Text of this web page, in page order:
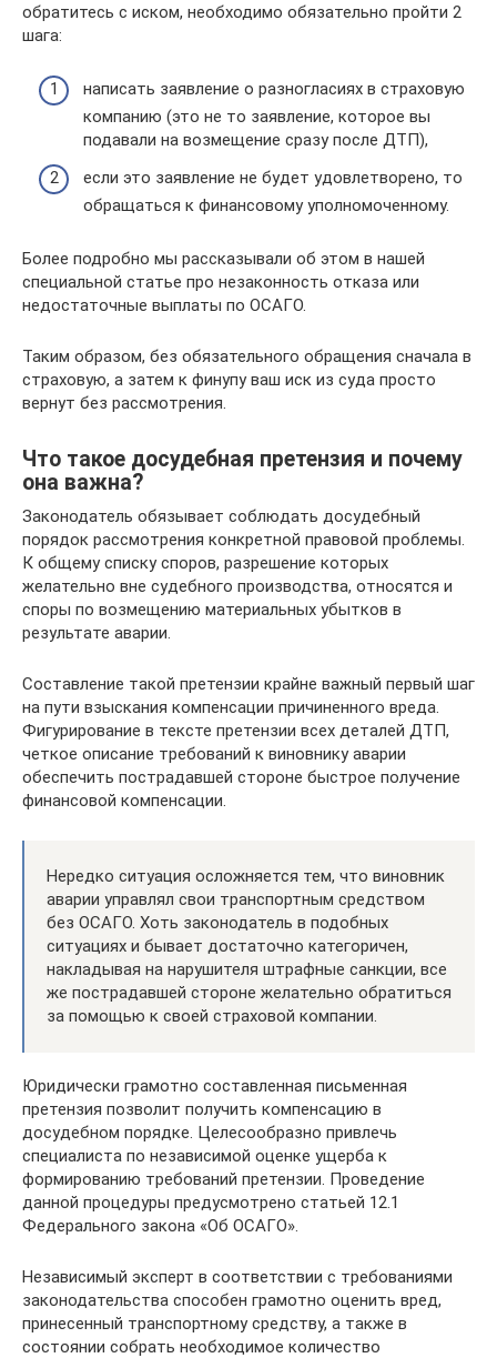
обратитесь с иском, необходимо обязательно пройти 2
шага:
написать заявление о разногласиях в страховую
компанию (это не то заявление, которое вы
подавали на возмещение сразу после ДТП),
если это заявление не будет удовлетворено, то
обращаться к финансовому уполномоченному.
Более подробно мы рассказывали об этом в нашей
специальной статье про незаконность отказа или
недостаточные выплаты по ОСАГО.
Таким образом, без обязательного обращения сначала в
страховую, а затем к финупу ваш иск из суда просто
вернут без рассмотрения.
Что такое досудебная претензия и почему
она важна?
Законодатель обязывает соблюдать досудебный
порядок рассмотрения конкретной правовой проблемы.
К общему списку споров, разрешение которых
желательно вне судебного производства, относятся и
споры по возмещению материальных убытков в
результате аварии.
Составление такой претензии крайне важный первый шаг
на пути взыскания компенсации причиненного вреда.
Фигурирование в тексте претензии всех деталей ДТП,
четкое описание требований к виновнику аварии
обеспечить пострадавшей стороне быстрое получение
финансовой компенсации.
Нередко ситуация осложняется тем, что виновник
аварии управлял свои транспортным средством
без ОСАГО. Хоть законодатель в подобных
ситуациях и бывает достаточно категоричен,
накладывая на нарушителя штрафные санкции, все
же пострадавшей стороне желательно обратиться
за помощью к своей страховой компании.
Юридически грамотно составленная письменная
претензия позволит получить компенсацию в
досудебном порядке. Целесообразно привлечь
специалиста по независимой оценке ущерба к
формированию требований претензии. Проведение
данной процедуры предусмотрено статьей 12.1
Федерального закона «Об ОСАГО».
Независимый эксперт в соответствии с требованиями
законодательства способен грамотно оценить вред,
принесенный транспортному средству, а также в
состоянии собрать необходимое количество